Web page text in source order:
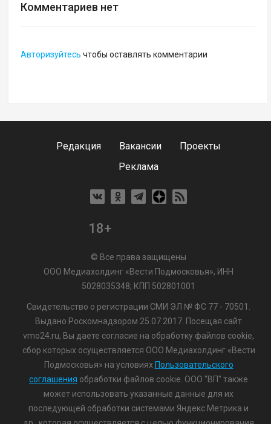
Комментариев нет
Авторизуйтесь чтобы оставлять комментарии
Редакция Вакансии
Проекты
Реклама
18+
© Все права защищены
ООО Медиахолдинг «Вести Подмосковья», ИНН
5028035348; КПП 502801001
Свидетельство о регистрации СМИ ЭЛ № ФС 77 - 70501.
Выдано Роскомнадзором 25.07.2017. Посещая сайт
vmo24.ru, Вы даете согласие на обработку файлов cookie,
сбор которых осуществляется ООО Медиахолдинг «Вести
Подмосковья» на условиях Пользовательского
соглашения обработки файлов cookie. ООО "ВП" также
может использовать указанные данные для их
последующей обработки системами Яндекс.Метрика и